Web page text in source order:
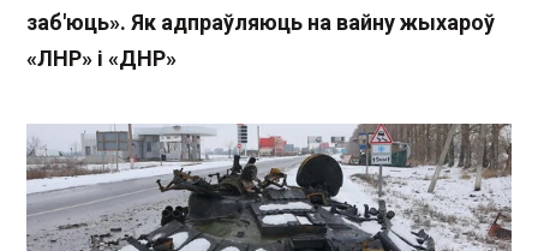
заб'юць». Як адпраўляюць на вайну жыхароў
«ЛНР» і «ДНР»